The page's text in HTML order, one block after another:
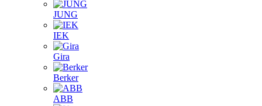
JUNG
IEK
Gira
Berker
ABB